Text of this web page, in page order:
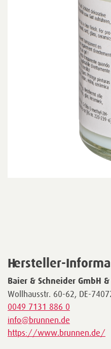
Hersteller-
Baier & Schneider GmbH &
Wollhausstr. 60-62, DE-
0049 7131 886 0
info@brunnen.de
https://www.brunnen.de/